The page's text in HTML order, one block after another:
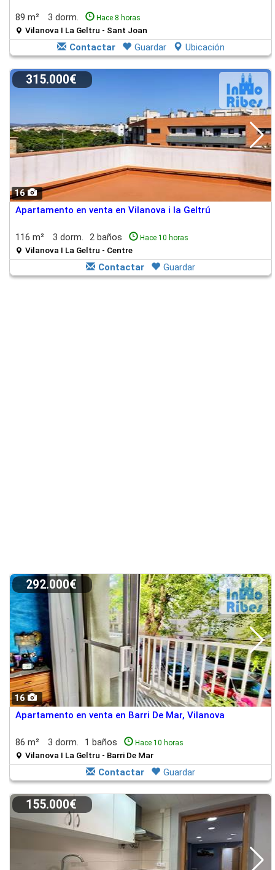
89 m² 3 dorm. Hace 8 horas
Vilanova I La Geltru - Sant Joan
Contactar Guardar Ubicación
16
315.000€
Apartamento en venta en Vilanova i la Geltrú
116 m² 3 dorm. 2 baños Hace 10 horas
Vilanova I La Geltru - Centre
Contactar Guardar
16
292.000€
Apartamento en venta en Barri De Mar, Vilanova
86 m² 3 dorm. 1 baños Hace 10 horas
Vilanova I La Geltru - Barri De Mar
Contactar Guardar
155.000€